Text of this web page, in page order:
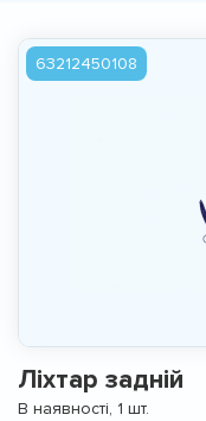
63212450108
Ліхтар задній
В наявності, 1 шт.